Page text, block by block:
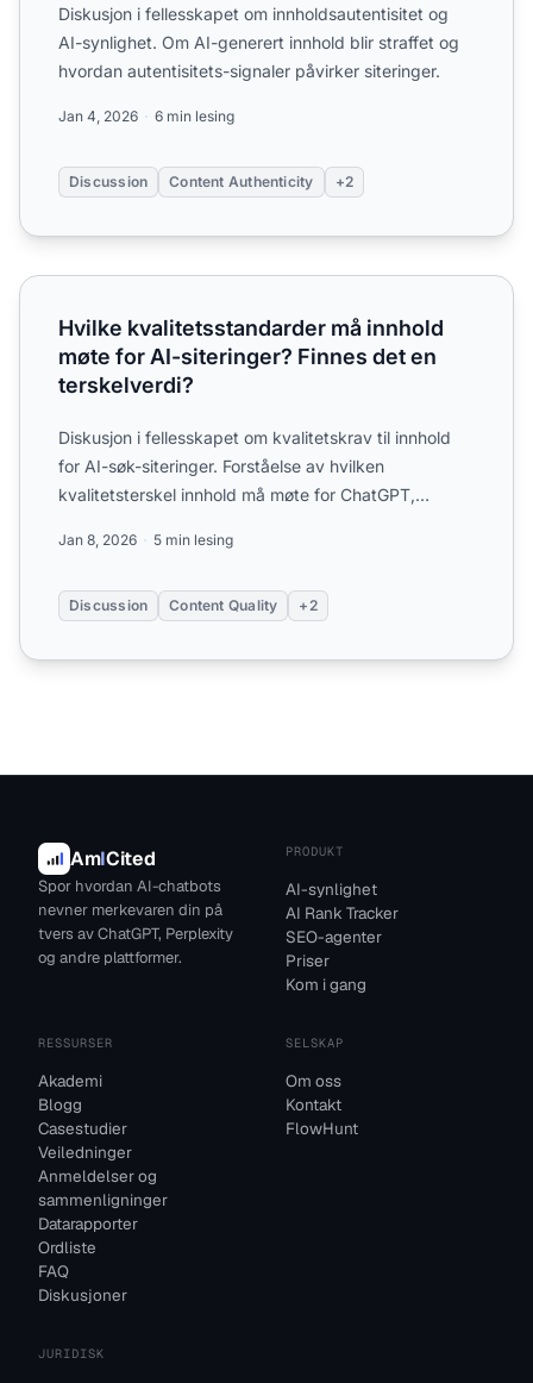
Diskusjon i fellesskapet om innholdsautentisitet og
AI-synlighet. Om AI-generert innhold blir straffet og
hvordan autentisitets-signaler påvirker siteringer.
Jan 4, 2026 6 min lesing
Discussion Content Authenticity +2
Hvilke kvalitetsstandarder må innhold møte for AI-
Hvilke kvalitetsstandarder må innhold
møte for AI-siteringer? Finnes det en
terskelverdi?
Diskusjon i fellesskapet om kvalitetskrav til innhold
for AI-søk-siteringer. Forståelse av hvilken
kvalitetsterskel innhold må møte for ChatGPT,
Jan 8, 2026 5 min lesing
Discussion Content Quality +2
AmICited
Spor hvordan AI-chatbots
nevner merkevaren din på
tvers av ChatGPT, Perplexity
og andre plattformer.
PRODUKT
AI-synlighet
AI Rank Tracker
SEO-agenter
Priser
Kom i gang
RESSURSER
Akademi
Blogg
Casestudier
Veiledninger
Anmeldelser og
sammenligninger
Datarapporter
Ordliste
FAQ
Diskusjoner
SELSKAP
Om oss
Kontakt
FlowHunt
JURIDISK